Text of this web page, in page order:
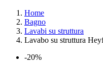
Home
Bagno
Lavabi su struttura
Lavabo su struttura
-20%